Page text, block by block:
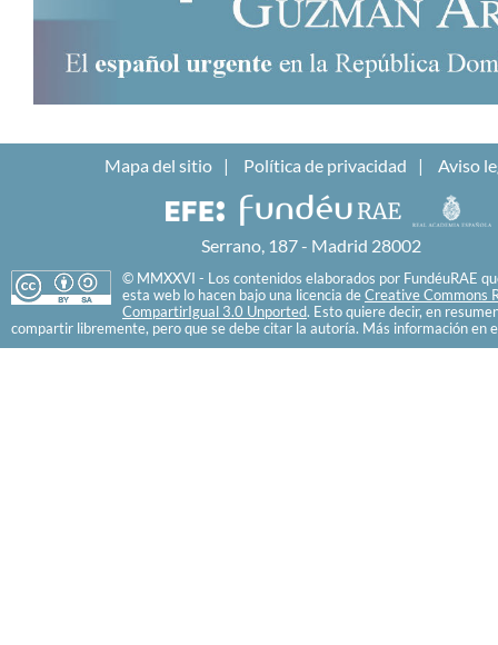
Mapa del sitio Política de privacidad Aviso
Serrano, 187 - Madrid 28002
© MMXXVI - Los contenidos elaborados por FundéuRAE
esta web lo hacen bajo una licencia de Creative Commons
CompartirIgual 3.0 Unported. Esto quiere decir, en
compartir libremente, pero que se debe citar la autoría. Más información en